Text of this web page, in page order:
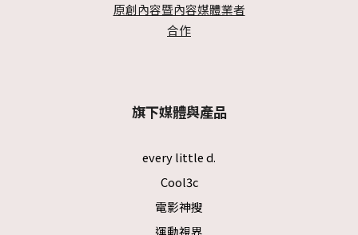
原創內容暨內容媒體業者
合作
旗下媒體與產品
every little d.
Cool3c
電影神搜
運動視界